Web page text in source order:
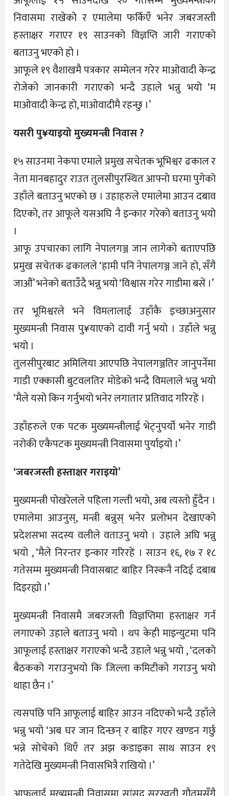
निवासमा राखेको र एमालेमा फर्किएँ भनेर जबरजस्ती
हस्ताक्षर गराएर १९ साउनको विज्ञप्ति जारी गराएको
बताउनु भएको हो ।
आफूले १९ वैशाखमै पत्रकार सम्मेलन गरेर माओवादी केन्द्र
रोजेको जानकारी गराएको भन्दै उहाले भन्नु भयो ‘म
माओवादी केन्द्र हो, माओवादीमै रहन्छु ।’
यसरी पु¥याइयो मुख्यमन्त्री निवास ?
१५ साउनमा नेकपा एमाले प्रमुख सचेतक भूभिश्वर ढकाल र
नेता मानबहादुर राउत तुलसीपुरस्थित आफ्नो घरमा पुगेको
उहाँले बताउनु भएको छ । उहाहरुले एमालेमा आउन दबाव
दिएको, तर आफूले यसअघि नै इन्कार गरेको बताउनु भयो
।
आफू उपचारका लागि नेपालगञ्ज जान लागेको बताएपछि
प्रमुख सचेतक ढकालले ‘हामी पनि नेपालगञ्ज जाने हो, सँगै
जाऔं’ भनेको बताउँदै भन्नु भयो ‘विश्वास गरेर गाडीमा बसें ।’
तर भूमिश्वरले भने विमलालाई उहाँकै इच्छाअनुसार
मुख्यमन्त्री निवास पु¥याएको दावी गर्नु भयो । उहाँले भन्नु
भयो ।
तुलसीपुरबाट अमिलिया आएपछि नेपालगञ्जतिर जानुपर्नेमा
गाडी एक्कासी बुटवलतिर मोडेको भन्दै विमलाले भन्नु भयो
‘मैले यसो किन गर्नुभयो भनेर लगातार प्रतिवाद गरिरहें ।
उहाँहरुले एक पटक मुख्यमन्त्रीलाई भेट्नुपर्यो भनेर गाडी
नरोकी एकैपटक मुख्यमन्त्री निवासमा पुर्याइयो ।’
‘जबरजस्ती हस्ताक्षर गराइयो’
मुख्यमन्त्री पोखरेलले पहिला गल्ती भयो, अब त्यस्तो हुँदैन ।
एमालेमा आउनुस्, मन्त्री बन्नुस् भनेर प्रलोभन देखाएको
प्रदेशसभा सदस्य वलीले वताउनु भयो । उहाले अघि भन्नु
भयो , ‘मैले निरन्तर इन्कार गरिरहें । साउन १६, १७ र १८
गतेसम्म मुख्यमन्त्री निवासबाट बाहिर निस्कनै नदिई दबाब
दिइरह्यो ।’
मुख्यमन्त्री निवासमै जबरजस्ती विज्ञप्तिमा हस्ताक्षर गर्न
लगाएको उहाले बताउनु भयो । थप केही माइन्युटमा पनि
आफूलाई हस्ताक्षर गराएको भन्दै उहाले भन्नु भयो , ‘दलको
बैठकको गराउनुभयो कि जिल्ला कमिटीको गराउनु भयो
थाहा छैन ।’
त्यसपछि पनि आफूलाई बाहिर आउन नदिएको भन्दै उहाँले
भन्नु भयो ‘अब घर जान दिन्छन् र बाहिर गएर खण्डन गर्छु
भन्ने सोचेको थिएँ तर अझ कडाइका साथ साउन १९
गतेदेखि मुख्यमन्त्री निवासभित्रै राखियो ।’